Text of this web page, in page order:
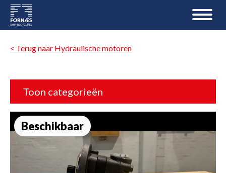
< Terug naar Hydraulische motoren
Toon categorieën
Beschikbaar